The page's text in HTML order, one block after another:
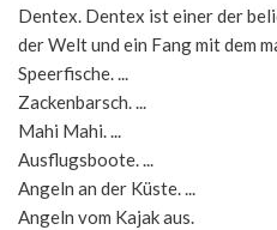
Dentex. Dentex ist einer der
der Welt und ein Fang mit dem
Speerfische. ...
Zackenbarsch. ...
Mahi Mahi. ...
Ausflugsboote. ...
Angeln an der Küste. ...
Angeln vom Kajak aus.